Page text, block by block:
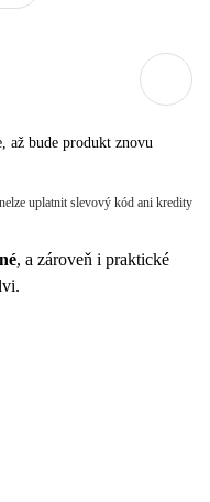
až bude produkt znovu
uplatnit slevový kód ani kredity
, a zároveň i praktické